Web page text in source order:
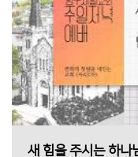
새 힘을 주시는 하나